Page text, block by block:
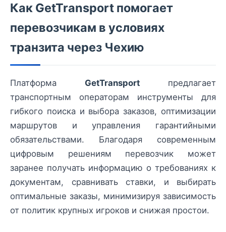
Как GetTransport помогает
перевозчикам в условиях
транзита через Чехию
Платформа GetTransport предлагает
транспортным операторам инструменты для
гибкого поиска и выбора заказов, оптимизации
маршрутов и управления гарантийными
обязательствами. Благодаря современным
цифровым решениям перевозчик может
заранее получать информацию о требованиях к
документам, сравнивать ставки, и выбирать
оптимальные заказы, минимизируя зависимость
от политик крупных игроков и снижая простои.